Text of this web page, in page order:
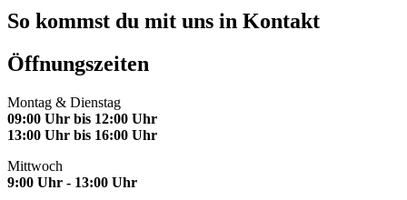
So kommst du mit uns in Kontakt
Öffnungszeiten
Montag & Dienstag
09:00 Uhr bis 12:00 Uhr
13:00 Uhr bis 16:00 Uhr
Mittwoch
9:00 Uhr - 13:00 Uhr